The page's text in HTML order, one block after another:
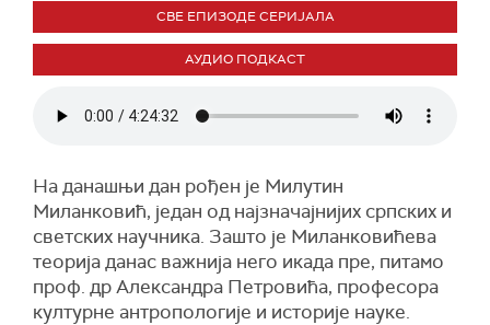
СВЕ ЕПИЗОДЕ СЕРИЈАЛА
АУДИО ПОДКАСТ
На данашњи дан рођен је Милутин
Миланковић, један од најзначајнијих српских и
светских научника. Зашто је Миланковићева
теорија данас важнија него икада пре, питамо
проф. др Александра Петровића, професора
културне антропологије и историје науке.